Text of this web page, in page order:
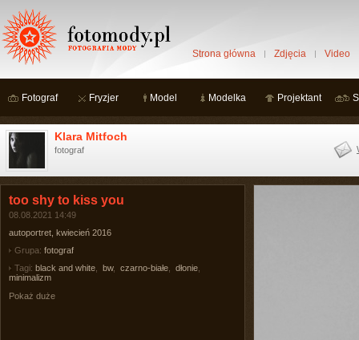
Strona główna Zdjęcia Video
Fotograf Fryzjer Model Modelka Projektant
Klara Mitfoch
fotograf
too shy to kiss you
08.08.2021 14:49
autoportret, kwiecień 2016
Grupa: fotograf
Tagi: black and white bw, czarno-białe dłonie
minimalizm
Pokaż duże